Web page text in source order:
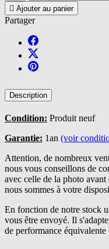
 Ajouter au panier
Partager
Description
Condition: Produit neuf
Garantie: 1an (voir
Attention, de nombreux
nous vous conseillons de
avec celle de la photo avant
nous sommes à votre
En fonction de notre stock
vous être envoyé. Il
de performance équivalente